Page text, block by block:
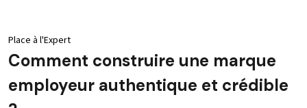
Place à l'Expert
Comment construire une marque
employeur authentique et crédible